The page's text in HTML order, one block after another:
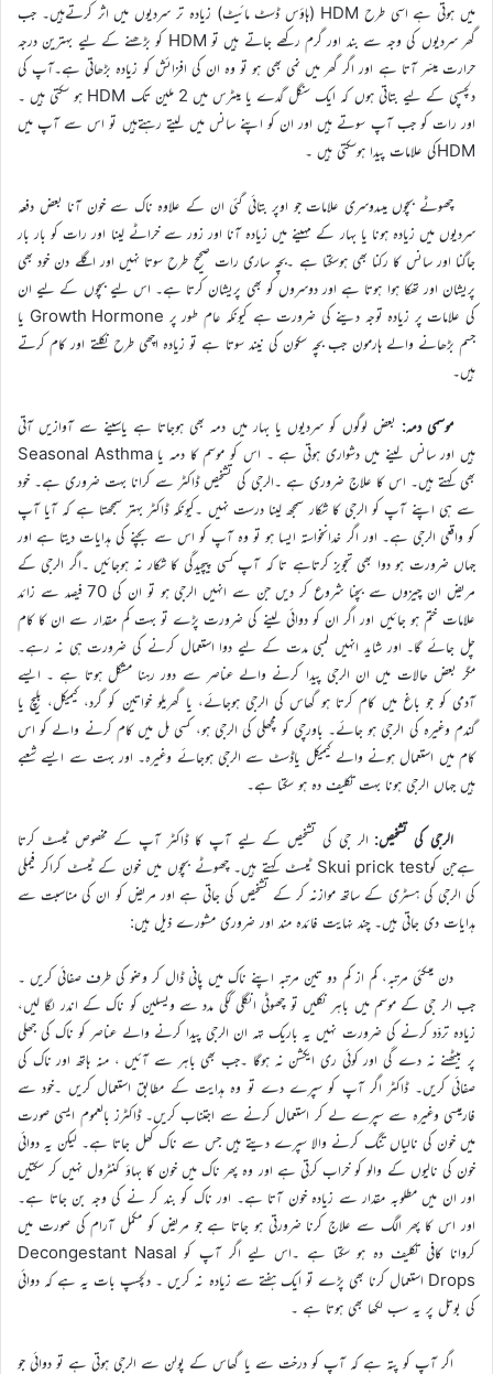
میں ہوتی ہے اسی طرح HDM (ہاؤس ڈسٹ مائیٹ) زیادہ تر سردیوں میں اثر کرتےہیں۔ جب
گھر سردیوں کی وجہ سے بند اور گرم رکھے جاتے ہیں تو HDM کو بڑھنے کے لیے بہترین درجہ
حرارت میسّر آتا ہے اور اگر گھر میں نمی بھی ہو تو وہ ان کی افزائش کو زیادہ بڑھاتی ہے۔آپ کی
دلچسپی کے لیے بتاتی ہوں کہ ایک سنگل گدے یا میٹرس میں 2 ملین تک HDM ہو سکتی ہیں ۔
اور رات کو جب آپ سوتے ہیں اور ان کو اپنے سانس میں لیتے رہتےہیں تو اس سے آپ میں
HDMکی علامات پیدا ہوسکتی ہیں ۔
چھوٹے بچوں میںدوسری علامات جو اوپر بتائی گئی ان کے علاوہ ناک سے خون آنا بعض دفعہ
سردیوں میں زیادہ ہونا یا بہار کے مہینے میں زیادہ آنا اور زور سے خراٹے لینا اور رات کو بار بار
جاگنا اور سانس کا رکنا بھی ہوسکتا ہے ۔بچہ ساری رات صحیح طرح سوتا نہیں اور اگلے دن خود بھی
پریشان اور تھکا ہوا ہوتا ہے اور دوسروں کو بھی پریشان کرتا ہے۔ اس لیے بچوں کے لیے ان
کی علامات پر زیادہ توجہ دینے کی ضرورت ہے کیونکہ عام طور پر Growth Hormone یا
جسم بڑھانے والے ہارمون جب بچہ سکون کی نیند سوتا ہے تو زیادہ اچھی طرح نکلتے اور کام کرتے
ہیں۔
موسمی دمہ: بعض لوگوں کو سردیوں یا بہار میں دمہ بھی ہوجاتا ہے یاسینے سے آوازیں آتی
ہیں اور سانس لینے میں دشواری ہوتی ہے ۔ اس کو موسم کا دمہ یا Seasonal Asthma
بھی کہتے ہیں۔ اس کا علاج ضروری ہے ۔الرجی کی تشخیص ڈاکٹر سے کرانا بہت ضروری ہے۔ خود
سے ہی اپنے آپ کو الرجی کا شکار سمجھ لینا درست نہیں ۔کیونکہ ڈاکٹر بہتر سمجھتا ہے کہ آیا آپ
کو واقعی الرجی ہے۔ اور اگر خدانخواستہ ایسا ہو تو وہ آپ کو اس سے بچنے کی ہدایات دیتا ہے اور
جہاں ضرورت ہو دوا بھی تجویز کرتاہے تا کہ آپ کسی پیچیدگی کا شکار نہ ہوجائیں ۔اگر الرجی کے
مریض ان چیزوں سے بچنا شروع کر دیں جن سے انہیں الرجی ہو تو ان کی 70 فیصد سے زائد
علامات ختم ہو جائیں اور اگر ان کو دوائی لینے کی ضرورت پڑے تو بہت کم مقدار سے ان کا کام
چل جائے گا۔ اور شاید انہیں لمبی مدت کے لیے دوا استعمال کرنے کی ضرورت ہی نہ رہے۔
مگر بعض حالات میں ان الرجی پیدا کرنے والے عناصر سے دور رہنا مشکل ہوتا ہے ۔ ایسے
آدمی کو جو باغ میں کام کرتا ہو گھاس کی الرجی ہوجائے، یا گھریلو خواتین کو گرد، کیمیکل، بلیچ یا
گندم وغیرہ کی الرجی ہو جائے۔ باورچی کو مچھلی کی الرجی ہو، کسی مِل میں کام کرنے والے کو اس
کام میں استعمال ہونے والے کیمیکل یاڈسٹ سے الرجی ہوجائے وغیرہ۔ اور بہت سے ایسے شعبے
ہیں جہاں الرجی ہونا بہت تکلیف دہ ہو سکتا ہے۔
الرجی کی تشخیص: الر جی کی تشخیص کے لیے آپ کا ڈاکٹر آپ کے مخصوص ٹیسٹ کرتا
ہےجن کوSkui prick test ٹیسٹ کہتے ہیں۔ چھوٹے بچوں میں خون کے ٹیسٹ کراکر فیملی
کی الرجی کی ہسٹری کے ساتھ موازنہ کر کے تشخیص کی جاتی ہے اور مریض کو ان کی مناسبت سے
ہدایات دی جاتی ہیں۔ چند نہایت فائدہ مند اور ضروری مشورے ذیل ہیں:
دن میںکئی مرتبہ، کم از کم دو تین مرتبہ اپنے ناک میں پانی ڈال کر وضو کی طرف صفائی کریں ۔
جب الر جی کے موسم میں باہر نکلیں تو چھوٹی انگلی ککی مدد سے ویسلین کو ناک کے اندر لگا لیں،
زیادہ تردّد کرنے کی ضرورت نہیں یہ باریک تہہ ان الرجی پیدا کرنے والے عناصر کو ناک کی جھلی
پر بیٹھنے نہ دے گی اور کوئی ری ایکشن نہ ہوگا ۔جب بھی باہر سے آئیں ، منہ ہاتھ اور ناک کی
صفائی کریں۔ ڈاکٹر اگر آپ کو سپرے دے تو وہ ہدایت کے مطابق استعمال کریں ۔خود سے
فارمیسی وغیرہ سے سپرے لے کر استعمال کرنے سے اجتناب کریں۔ ڈاکٹرز بالعموم ایسی صورت
میں خون کی نالیاں تنگ کرنے والا سپرے دیتے ہیں جس سے ناک کھل جاتا ہے۔ لیکن یہ دوائی
خون کی نالیوں کے والو کو خراب کرتی ہے اور وہ پھر ناک میں خون کا بہاؤ کنٹرول نہیں کر سکتیں
اور ان میں مطلوبہ مقدار سے زیادہ خون آتا ہے۔ اور ناک کو بند کر نے کی وجہ بن جاتا ہے۔
اور اس کا پھر الگ سے علاج کرنا ضرورتی ہو جاتا ہے جو مریض کو مکمل آرام کی صورت میں
کروانا کافی تکلیف دہ ہو سکتا ہے ۔اس لیے اگر آپ کو Decongestant Nasal
Drops استعمال کرنا بھی پڑے تو ایک ہفتے سے زیادہ نہ کریں ۔ دلچسپ بات یہ ہے کہ دوائی
کی بوتل پر یہ سب لکھا بھی ہوتا ہے ۔
اگر آپ کو پتہ ہے کہ آپ کو درخت سے یا گھاس کے پولن سے الرجی ہوتی ہے تو دوائی جو